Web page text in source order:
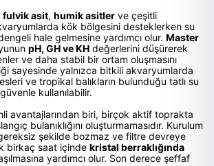
fulvik asit, humik asitler ve çeşitli
kök bölgesini desteklerken su
hale gelmesine yardımcı olur. Master
pH, GH ve KH değerlerini düşürerek
ve daha stabil bir ortam oluşmasını
sayesinde yalnızca bitkili akvaryumlarda
ve tropikal balıkların bulunduğu tatlı su
kullanılabilir.
avantajlarından biri, birçok aktif toprakta
bulanıklığını oluşturmamasıdır. Kurulum
şekilde bozmaz ve filtre devreye
birkaç saat içinde kristal berraklığında
yardımcı olur. Son derece şeffaf